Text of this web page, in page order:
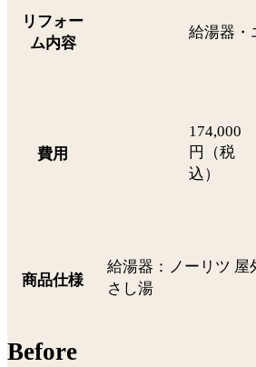
リフォー
ム内容
給湯器・
費用
174,000
円（税
込）
商品仕様
給湯器：ノーリツ 屋
さし湯
Before